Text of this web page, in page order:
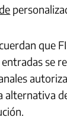
que
se
alternativa